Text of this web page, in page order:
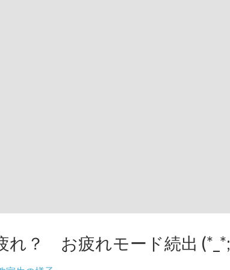
れ？ お疲れモード続出 (*_*;